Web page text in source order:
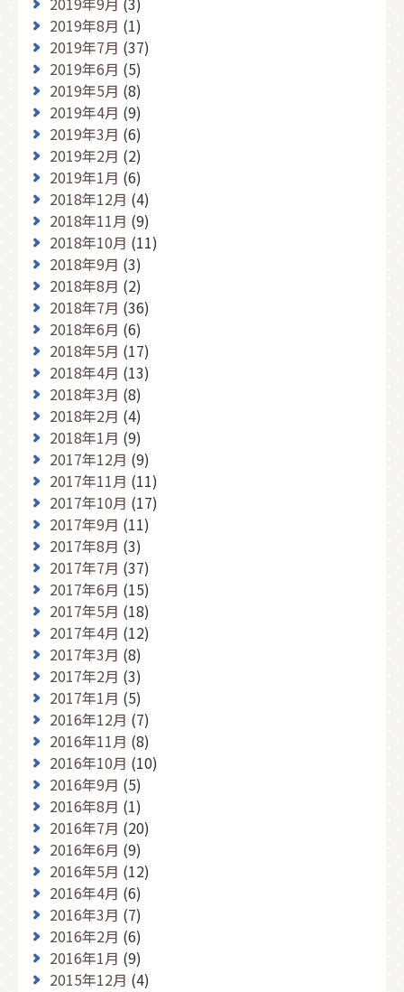
2019年8月 (1)
2019年7月 (37)
2019年6月 (5)
2019年5月 (8)
2019年4月 (9)
2019年3月 (6)
2019年2月 (2)
2019年1月 (6)
2018年12月 (4)
2018年11月 (9)
2018年10月 (11)
2018年9月 (3)
2018年8月 (2)
2018年7月 (36)
2018年6月 (6)
2018年5月 (17)
2018年4月 (13)
2018年3月 (8)
2018年2月 (4)
2018年1月 (9)
2017年12月 (9)
2017年11月 (11)
2017年10月 (17)
2017年9月 (11)
2017年8月 (3)
2017年7月 (37)
2017年6月 (15)
2017年5月 (18)
2017年4月 (12)
2017年3月 (8)
2017年2月 (3)
2017年1月 (5)
2016年12月 (7)
2016年11月 (8)
2016年10月 (10)
2016年9月 (5)
2016年8月 (1)
2016年7月 (20)
2016年6月 (9)
2016年5月 (12)
2016年4月 (6)
2016年3月 (7)
2016年2月 (6)
2016年1月 (9)
2015年12月 (4)